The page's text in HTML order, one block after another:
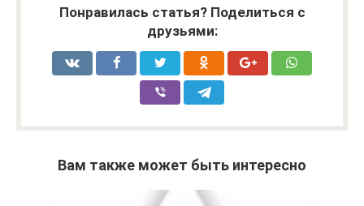
Понравилась статья? Поделиться с
друзьями:
Вам также может быть интересно